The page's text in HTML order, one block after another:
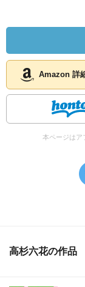
Amazon 詳
本ページはア
高杉六花の作品